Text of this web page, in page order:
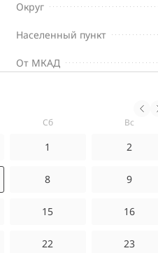
Округ
Населенный пункт
От МКАД
сб вс
1 2
8 9
15 16
22 23